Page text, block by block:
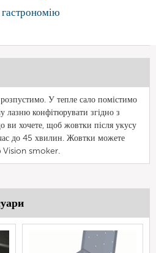
У тепле сало помістимо
лазню конфітюрувати згідно з
хочете, щоб жовтки після укусу
до 45 хвилин. Жовтки можете
Vision smoker.